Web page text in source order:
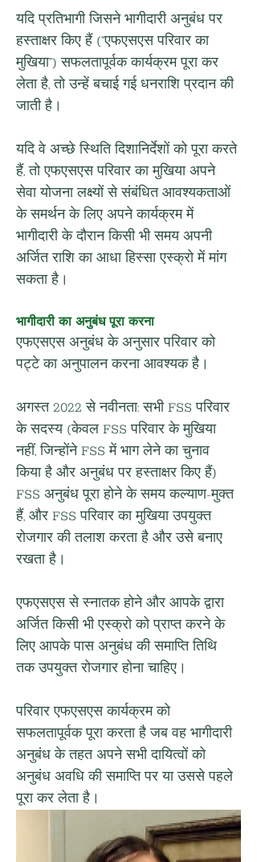
यदि प्रतिभागी जिसने भागीदारी अनुबंध पर
हस्ताक्षर किए हैं (“एफएसएस परिवार का
मुखिया”) सफलतापूर्वक कार्यक्रम पूरा कर
लेता है, तो उन्हें बचाई गई धनराशि प्रदान की
जाती है।
यदि वे अच्छे स्थिति दिशानिर्देशों को पूरा करते
हैं, तो एफएसएस परिवार का मुखिया अपने
सेवा योजना लक्ष्यों से संबंधित आवश्यकताओं
के समर्थन के लिए अपने कार्यक्रम में
भागीदारी के दौरान किसी भी समय अपनी
अर्जित राशि का आधा हिस्सा एस्क्रो में मांग
सकता है।
भागीदारी का अनुबंध पूरा करना
एफएसएस अनुबंध के अनुसार परिवार को
पट्टे का अनुपालन करना आवश्यक है।
अगस्त 2022 से नवीनता: सभी FSS परिवार
के सदस्य (केवल FSS परिवार के मुखिया
नहीं, जिन्होंने FSS में भाग लेने का चुनाव
किया है और अनुबंध पर हस्ताक्षर किए हैं)
FSS अनुबंध पूरा होने के समय कल्याण-मुक्त
हैं, और FSS परिवार का मुखिया उपयुक्त
रोजगार की तलाश करता है और उसे बनाए
रखता है।
एफएसएस से स्नातक होने और आपके द्वारा
अर्जित किसी भी एस्क्रो को प्राप्त करने के
लिए आपके पास अनुबंध की समाप्ति तिथि
तक उपयुक्त रोजगार होना चाहिए।
परिवार एफएसएस कार्यक्रम को
सफलतापूर्वक पूरा करता है जब वह भागीदारी
अनुबंध के तहत अपने सभी दायित्वों को
अनुबंध अवधि की समाप्ति पर या उससे पहले
पूरा कर लेता है।